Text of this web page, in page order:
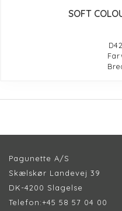
SOFT
Pagunette A/S
Skælskør Landevej 39
DK-4200 Slagelse
Telefon:+45 58 57 04 00